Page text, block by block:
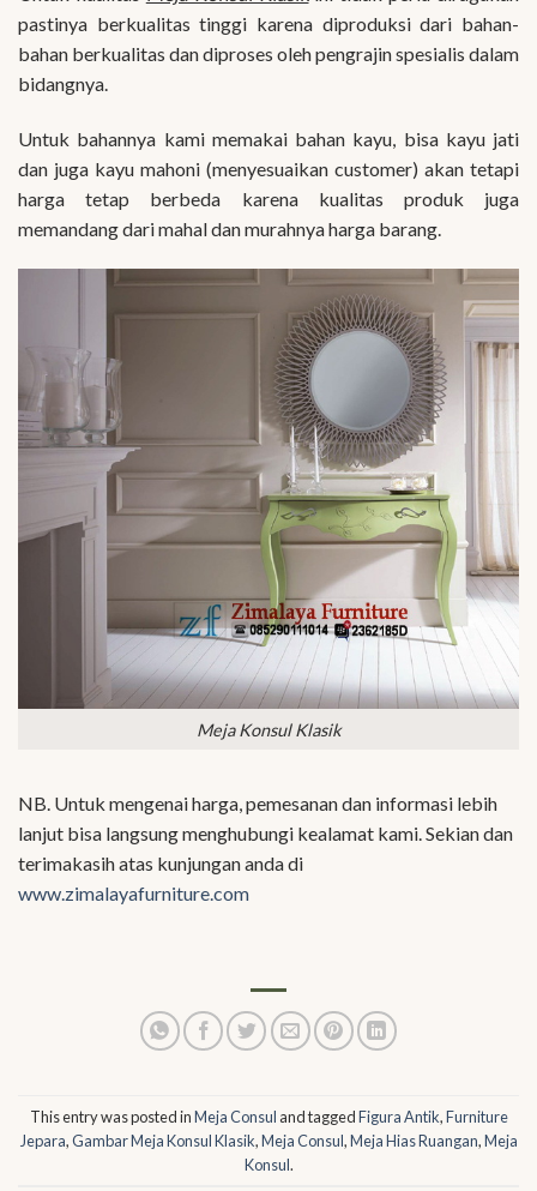
pastinya berkualitas tinggi karena diproduksi dari bahan-
bahan berkualitas dan diproses oleh pengrajin spesialis dalam
bidangnya.
Untuk bahannya kami memakai bahan kayu, bisa kayu jati
dan juga kayu mahoni (menyesuaikan customer) akan tetapi
harga tetap berbeda karena kualitas produk juga
memandang dari mahal dan murahnya harga barang.
Meja Konsul Klasik
NB. Untuk mengenai harga, pemesanan dan informasi lebih
lanjut bisa langsung menghubungi kealamat kami. Sekian dan
terimakasih atas kunjungan anda di
www.zimalayafurniture.com
This entry was posted inMeja Consul and taggedFigura Antik,Furniture
Jepara,Gambar Meja Konsul Klasik,Meja Consul,Meja Hias Ruangan,Meja
Konsul.